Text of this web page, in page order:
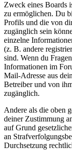
Zweck eines Boards
zu ermöglichen. Du
Profils und die von
zugänglich sein
einzelne
(z. B. andere
sind. Wenn du
Informationen im
Mail-Adresse aus
Betreiber und von
zugänglich.
Andere als die oben
deiner Zustimmung
auf Grund
an
Durchsetzung